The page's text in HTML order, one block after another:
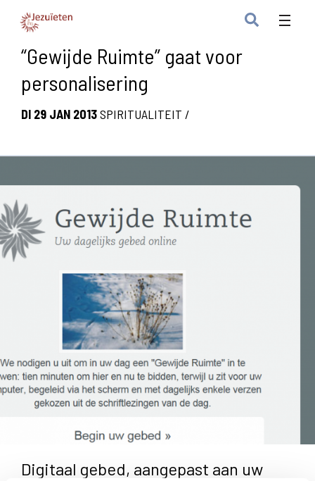
“Gewijde Ruimte” gaat voor
personalisering
DI 29 JAN 2013SPIRITUALITEIT /
Digitaal gebed, aangepast aan uw